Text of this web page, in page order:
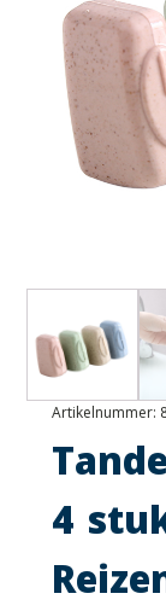
Artikelnummer:
4